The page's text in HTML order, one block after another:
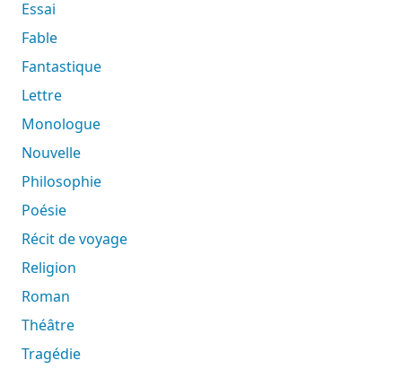
Essai
Fable
Fantastique
Lettre
Monologue
Nouvelle
Philosophie
Poésie
Récit de voyage
Religion
Roman
Théâtre
Tragédie